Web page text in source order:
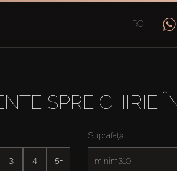
RO
SPRE CHIRIE
3 4 5+
Suprafață
minim